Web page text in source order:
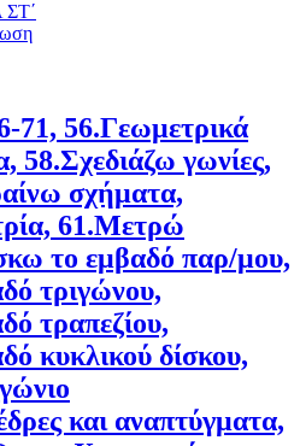
71, 56.Γεωμετρικά
58.Σχεδιάζω γωνίες,
σχήματα,
61.Μετρώ
το εμβαδό παρ/μου,
τριγώνου,
τραπεζίου,
κυκλικού δίσκου,
και αναπτύγματα,